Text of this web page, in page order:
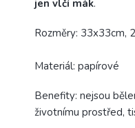
jen vlčí mák.
Rozměry: 33x33cm,
Materiál: papírové
Benefity: nejsou
životnímu prostřed,